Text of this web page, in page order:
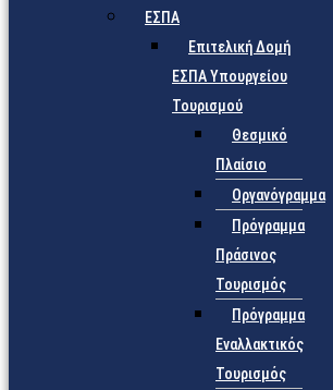
ΕΣΠΑ
Επιτελική Δομή
ΕΣΠΑ Υπουργείου
Τουρισμού
Θεσμικό
Πλαίσιο
Οργανόγραμμα
Πρόγραμμα
Πράσινος
Τουρισμός
Πρόγραμμα
Εναλλακτικός
Τουρισμός